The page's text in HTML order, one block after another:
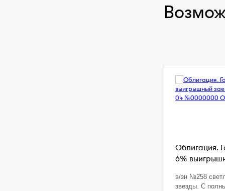
Облигация.
6%
в/зн №258
звезды. С